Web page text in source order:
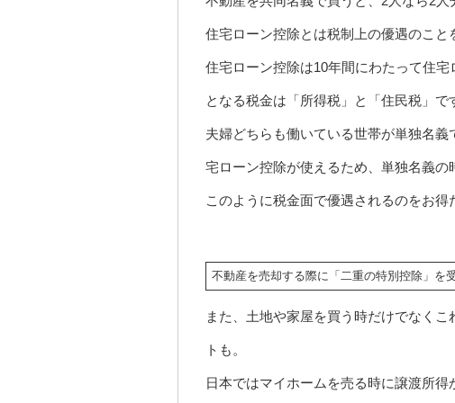
住宅ローン控除とは税制上の優遇のこと
住宅ローン控除は10年間にわたって住
となる税金は「所得税」と「住民税」で
夫婦どちらも働いている世帯が単独名
宅ローン控除が使えるため、単独名義の
このように税金面で優遇されるのをお得
不動産を売却する際に「二重の特別控除」を
また、土地や家屋を買う時だけでなく
トも。
日本ではマイホームを売る時に譲渡所